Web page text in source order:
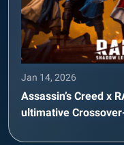
Jan 14, 2026
Assassin’s Creed x
ultimative